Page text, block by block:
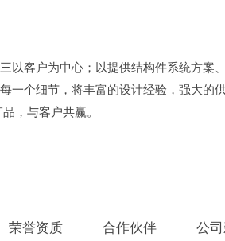
以客户为中心；以提供结构件系统方案
一个细节，将丰富的设计经验，强大的
，与客户共赢。
荣誉资质 合作伙伴 公